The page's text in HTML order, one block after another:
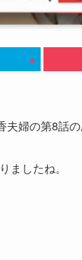
婦の第8話
ましたね。